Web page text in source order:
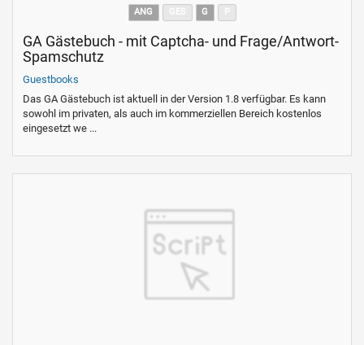
ANG G
GA Gästebuch - mit Captcha- und Frage/Antwort-
Spamschutz
Guestbooks
Das GA Gästebuch ist aktuell in der Version 1.8 verfügbar. Es kann
sowohl im privaten, als auch im kommerziellen Bereich kostenlos
eingesetzt we ...